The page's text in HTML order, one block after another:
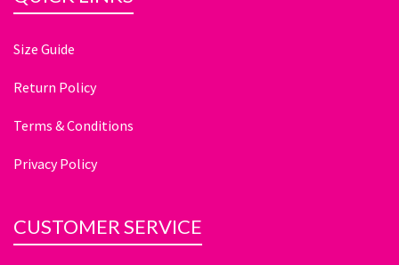
Size Guide
Return Policy
Terms & Conditions
Privacy Policy
CUSTOMER SERVICE